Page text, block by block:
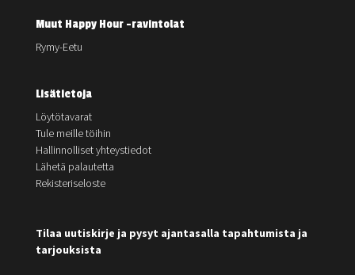
Muut Happy Hour -ravintolat
Rymy-Eetu
Lisätietoja
Löytötavarat
Tule meille töihin
Hallinnolliset yhteystiedot
Lähetä palautetta
Rekisteriseloste
Tilaa uutiskirje ja pysyt ajantasalla tapahtumista ja
tarjouksista